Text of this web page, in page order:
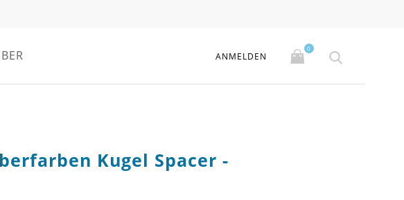
ANMELDEN
0
Kugel Spacer -